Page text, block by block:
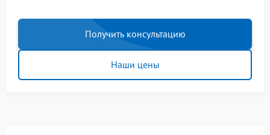
Получить консультацию
Наши цены